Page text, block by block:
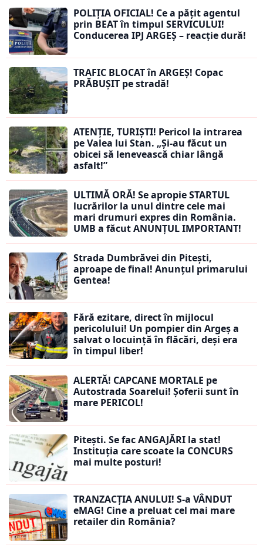
POLIȚIA OFICIAL! Ce a pățit agentul
prin BEAT în timpul SERVICULUI!
Conducerea IPJ ARGEȘ – reacție dură!
TRAFIC BLOCAT în ARGEȘ! Copac
PRĂBUȘIT pe stradă!
ATENȚIE, TURIȘTI! Pericol la intrarea
pe Valea lui Stan. „Și-au făcut un
obicei să lenevească chiar lângă
asfalt!”
ULTIMĂ ORĂ! Se apropie STARTUL
lucrărilor la unul dintre cele mai
mari drumuri expres din România.
UMB a făcut ANUNȚUL IMPORTANT!
Strada Dumbrăvei din Pitești,
aproape de final! Anunțul primarului
Gentea!
Fără ezitare, direct în mijlocul
pericolului! Un pompier din Argeș a
salvat o locuință în flăcări, deși era
în timpul liber!
ALERTĂ! CAPCANE MORTALE pe
Autostrada Soarelui! Șoferii sunt în
mare PERICOL!
Pitești. Se fac ANGAJĂRI la stat!
Instituția care scoate la CONCURS
mai multe posturi!
TRANZACȚIA ANULUI! S-a VÂNDUT
eMAG! Cine a preluat cel mai mare
retailer din România?